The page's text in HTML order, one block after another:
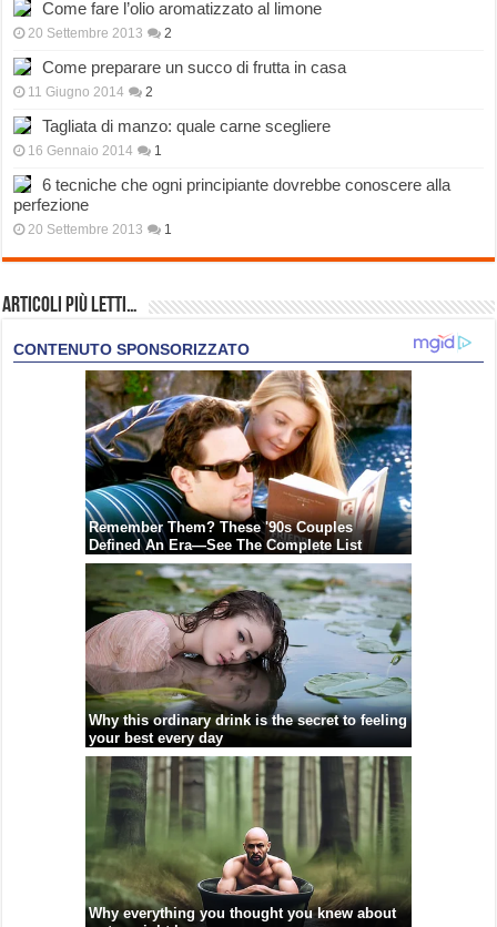
Come fare l’olio aromatizzato al limone
20 Settembre 2013 2
Come preparare un succo di frutta in casa
11 Giugno 2014 2
Tagliata di manzo: quale carne scegliere
16 Gennaio 2014 1
6 tecniche che ogni principiante dovrebbe conoscere alla
perfezione
20 Settembre 2013 1
Articoli più Letti…